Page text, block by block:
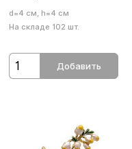
d=4 см, h=4 см
На складе 102 шт.
Добавить